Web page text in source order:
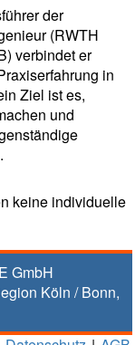
der
(RWTH
verbindet er
in
Ziel ist es,
und
keine individuelle
GmbH
Köln / Bonn,